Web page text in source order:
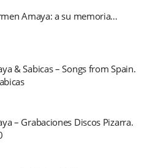
Amaya: a su memoria…
& Sabicas – Songs from Spain.
– Grabaciones Discos Pizarra.